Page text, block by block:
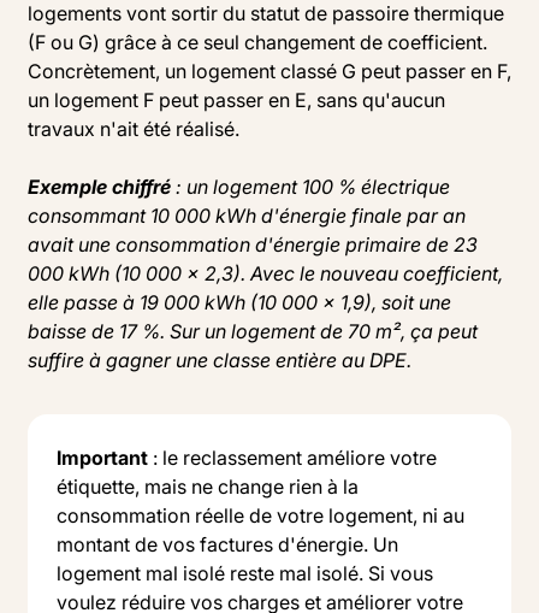
logements vont sortir du statut de passoire thermique
(F ou G) grâce à ce seul changement de coefficient.
Concrètement, un logement classé G peut passer en F,
un logement F peut passer en E, sans qu'aucun
travaux n'ait été réalisé.
Exemple chiffré : un logement 100 % électrique
consommant 10 000 kWh d'énergie finale par an
avait une consommation d'énergie primaire de 23
000 kWh (10 000 × 2,3). Avec le nouveau coefficient,
elle passe à 19 000 kWh (10 000 × 1,9), soit une
baisse de 17 %. Sur un logement de 70 m², ça peut
suffire à gagner une classe entière au DPE.
Important : le reclassement améliore votre
étiquette, mais ne change rien à la
consommation réelle de votre logement, ni au
montant de vos factures d'énergie. Un
logement mal isolé reste mal isolé. Si vous
voulez réduire vos charges et améliorer votre